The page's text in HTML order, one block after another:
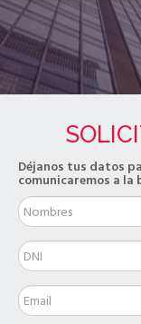
Déjanos tus datos
comunicaremos a la